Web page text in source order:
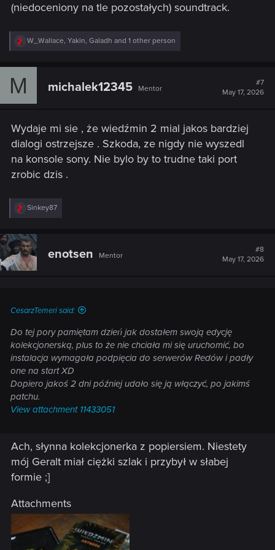
(niedoceniony na tle pozostałych) soundtrack.
R
e
c
:
W_Wallace, Yakin, Galadh and 1 other person
M michalek12345 Mentor
#7
May 17, 2026
Wydaje mi sie , że wiedźmin 2 mial jakos bardziej
dialogi ostrzejsze . Szkoda, ze nigdy nie wyszedl
na konsole sony. Nie bylo by to trudne taki port
zrobic dzis .
R
e
c
t
i
o
Sinkey87
enotsen Mentor
#8
May 17, 2026
CesarzTemeri said:
Do tej pory pamiętam dzień jak dostałem swoją edycję
kolekcjonerską, plus to że nie chciała mi się uruchomić, bo
instalacja wymagała podpięcia do serwerów Redów i padły
one na start XD
Dopiero jakoś 2 dni później udało się ją włączyć, po jakimś
patchu.
View attachment 11433051
Ach, słynna kolekcjonerka z popiersiem. Niestety
mój Geralt miał ciężki szlak i przybył w słabej
formie ;]
Attachments